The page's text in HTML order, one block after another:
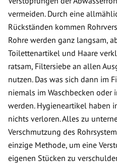
vermeiden. Durch eine
Rückständen kommen
Rohre werden ganz langsam,
Toilettenartikel und Haare
ratsam, Filtersiebe an allen
nutzen. Das was sich dann im
niemals im Waschbecken oder
werden. Hygieneartikel haben
nichts verloren. Alles zu
Verschmutzung des
einzige Methode, um eine
eigenen Stücken zu